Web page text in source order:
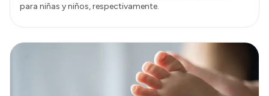
para niñas y niños, respectivamente.